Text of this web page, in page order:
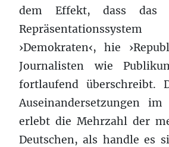
dem Effekt, dass das
›Demokraten‹, hie
Journalisten wie
fortlaufend überschreibt.
Auseinandersetzungen
erlebt die Mehrzahl der
Deutschen, als handle es